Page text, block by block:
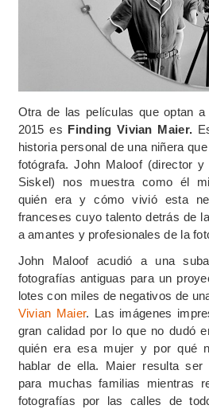
Otra de las películas que optan
2015 es Finding Vivian Maier.
historia personal de una niñera
fotógrafa. John Maloof (director
Siskel) nos muestra como él
quién era y cómo vivió esta
franceses cuyo talento detrás de
a amantes y profesionales de la
John Maloof acudió a una
fotografías antiguas para un
lotes con miles de negativos de
Vivian Maier. Las imágenes
gran calidad por lo que no dudó
quién era esa mujer y por qué
hablar de ella. Maier resulta ser
para muchas familias mientras
fotografías por las calles de